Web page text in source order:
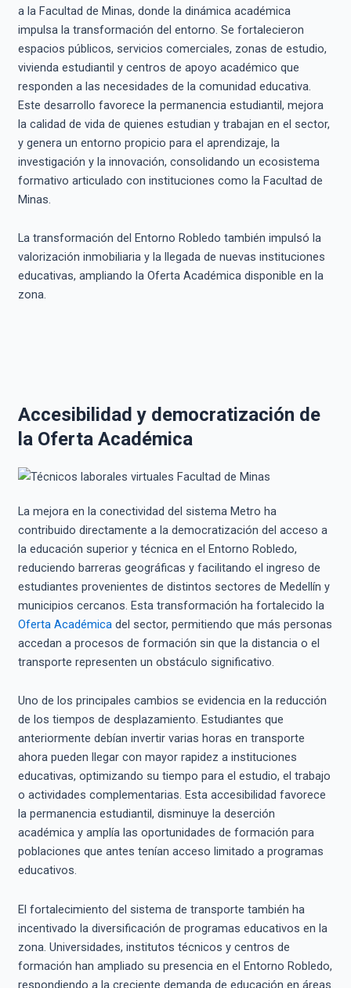
a la Facultad de Minas, donde la dinámica académica
impulsa la transformación del entorno. Se fortalecieron
espacios públicos, servicios comerciales, zonas de estudio,
vivienda estudiantil y centros de apoyo académico que
responden a las necesidades de la comunidad educativa.
Este desarrollo favorece la permanencia estudiantil, mejora
la calidad de vida de quienes estudian y trabajan en el sector,
y genera un entorno propicio para el aprendizaje, la
investigación y la innovación, consolidando un ecosistema
formativo articulado con instituciones como la Facultad de
Minas.
La transformación del Entorno Robledo también impulsó la
valorización inmobiliaria y la llegada de nuevas instituciones
educativas, ampliando la Oferta Académica disponible en la
zona.
Accesibilidad y democratización de
la Oferta Académica
La mejora en la conectividad del sistema Metro ha
contribuido directamente a la democratización del acceso a
la educación superior y técnica en el Entorno Robledo,
reduciendo barreras geográficas y facilitando el ingreso de
estudiantes provenientes de distintos sectores de Medellín y
municipios cercanos. Esta transformación ha fortalecido la
Oferta Académicadel sector, permitiendo que más personas
accedan a procesos de formación sin que la distancia o el
transporte representen un obstáculo significativo.
Uno de los principales cambios se evidencia en la reducción
de los tiempos de desplazamiento. Estudiantes que
anteriormente debían invertir varias horas en transporte
ahora pueden llegar con mayor rapidez a instituciones
educativas, optimizando su tiempo para el estudio, el trabajo
o actividades complementarias. Esta accesibilidad favorece
la permanencia estudiantil, disminuye la deserción
académica y amplía las oportunidades de formación para
poblaciones que antes tenían acceso limitado a programas
educativos.
El fortalecimiento del sistema de transporte también ha
incentivado la diversificación de programas educativos en la
zona. Universidades, institutos técnicos y centros de
formación han ampliado su presencia en el Entorno Robledo,
respondiendo a la creciente demanda de educación en áreas